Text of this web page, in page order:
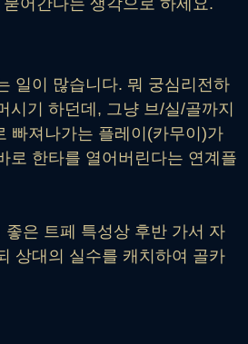
어간다는 생각으로 하세요.
일이 많습니다. 뭐 궁심리전하
시기 하던데, 그냥 브/실/골까지
빠져나가는 플레이(카무이)가
로 한타를 열어버린다는 연계플
좋은 트페 특성상 후반 가서 자
상대의 실수를 캐치하여 골카